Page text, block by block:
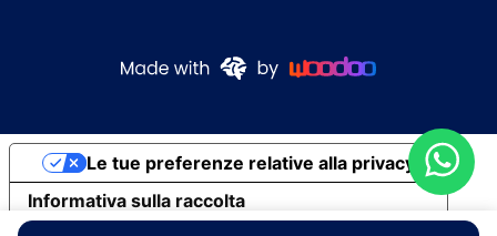
Informativa sulla raccolta
Le tue preferenze relative alla privacy